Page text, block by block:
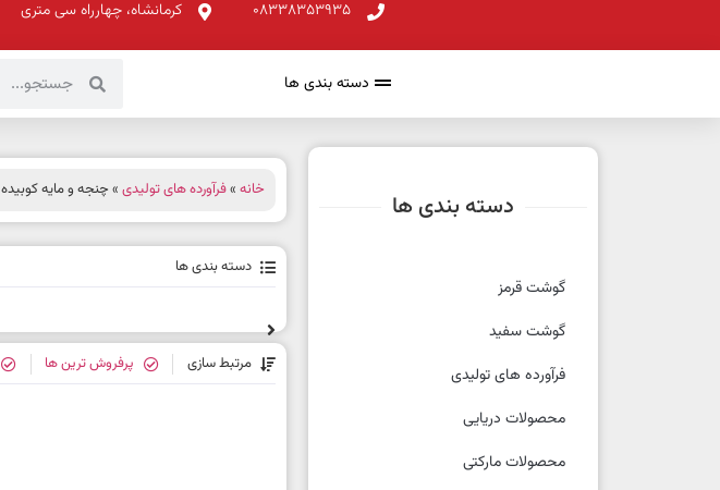
08338353935 کرمانشاه، چهارراه سی متری
دسته بندی ها
دسته بندی ها
گوشت قرمز
گوشت سفید
فرآورده های تولیدی
محصولات دریایی
محصولات مارکتی
خانه»فرآورده های تولیدی» چنجه و مایه کوبیده
دسته بندی ها
مرتبط سازی پرفروش ترین ها